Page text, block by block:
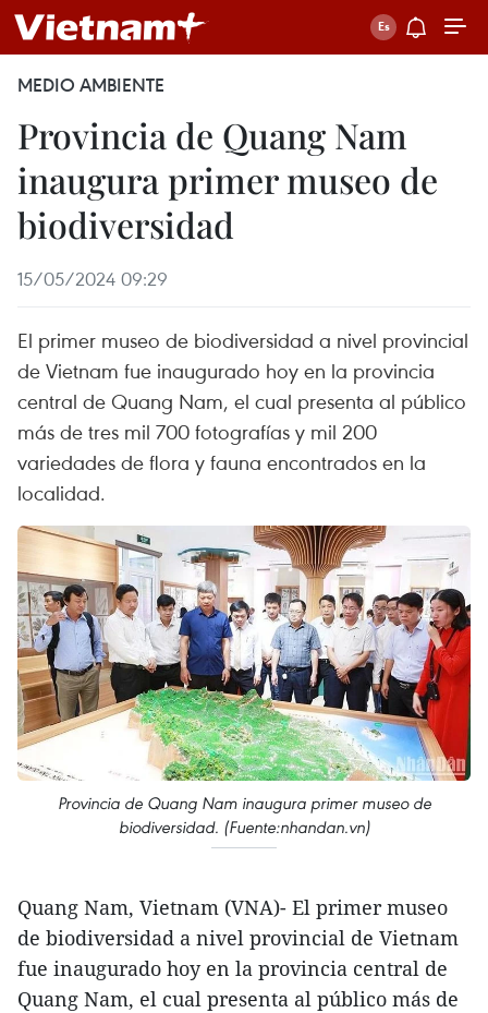
MEDIO AMBIENTE
Provincia de Quang Nam
inaugura primer museo de
biodiversidad
15/05/2024 09:29
El primer museo de biodiversidad a nivel provincial
de Vietnam fue inaugurado hoy en la provincia
central de Quang Nam, el cual presenta al público
más de tres mil 700 fotografías y mil 200
variedades de flora y fauna encontrados en la
localidad.
Provincia de Quang Nam inaugura primer museo de
biodiversidad. (Fuente:nhandan.vn)
Quang Nam, Vietnam (VNA)- El primer museo
de biodiversidad a nivel provincial de Vietnam
fue inaugurado hoy en la provincia central de
Quang Nam, el cual presenta al público más de